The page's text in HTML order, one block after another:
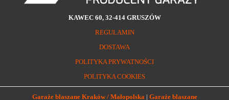
KAWEC 60, 32-414 GRUSZÓW
REGULAMIN
DOSTAWA
POLITYKA PRYWATNOŚCI
POLITYKA COOKIES
Garaże blaszane Kraków / Małopolska| Garaże blaszane